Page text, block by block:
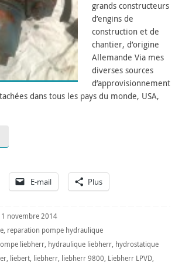
grands constructeurs
d’engins de
construction et de
chantier, d’origine
Allemande Via mes
diverses sources
d’approvisionnement
dans tous les pays du monde, USA,
E-mail Plus
1 novembre 2014
, reparation pompe hydraulique
liebherr, hydraulique liebherr, hydrostatique
, liebert, liebherr, liebherr 9800, Liebherr LPVD,